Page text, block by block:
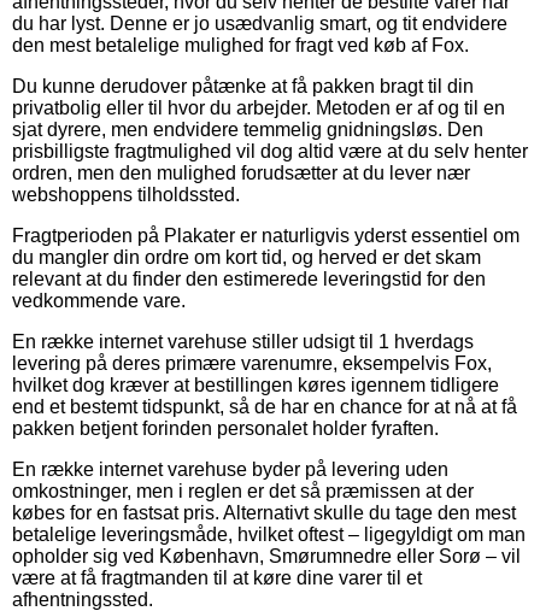
du har lyst. Denne er jo usædvanlig smart, og tit endvidere
den mest betalelige mulighed for fragt ved køb af Fox.
Du kunne derudover påtænke at få pakken bragt til din
privatbolig eller til hvor du arbejder. Metoden er af og til en
sjat dyrere, men endvidere temmelig gnidningsløs. Den
prisbilligste fragtmulighed vil dog altid være at du selv henter
ordren, men den mulighed forudsætter at du lever nær
webshoppens tilholdssted.
Fragtperioden på Plakater er naturligvis yderst essentiel om
du mangler din ordre om kort tid, og herved er det skam
relevant at du finder den estimerede leveringstid for den
vedkommende vare.
En række internet varehuse stiller udsigt til 1 hverdags
levering på deres primære varenumre, eksempelvis Fox,
hvilket dog kræver at bestillingen køres igennem tidligere
end et bestemt tidspunkt, så de har en chance for at nå at få
pakken betjent forinden personalet holder fyraften.
En række internet varehuse byder på levering uden
omkostninger, men i reglen er det så præmissen at der
købes for en fastsat pris. Alternativt skulle du tage den mest
betalelige leveringsmåde, hvilket oftest – ligegyldigt om man
opholder sig ved København, Smørumnedre eller Sorø – vil
være at få fragtmanden til at køre dine varer til et
afhentningssted.